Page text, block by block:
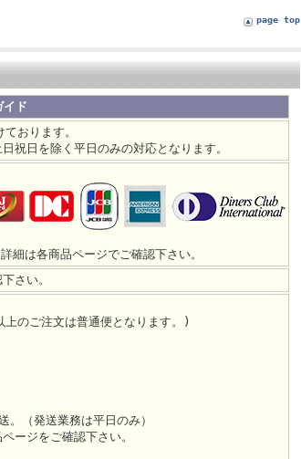
page top
イド
おります。
祝日を除く平日のみの対応となります。
細は各商品ページでご確認下さい。
さい。
のご注文は普通便となります。)
。（発送業務は平日のみ）
ージをご確認下さい。